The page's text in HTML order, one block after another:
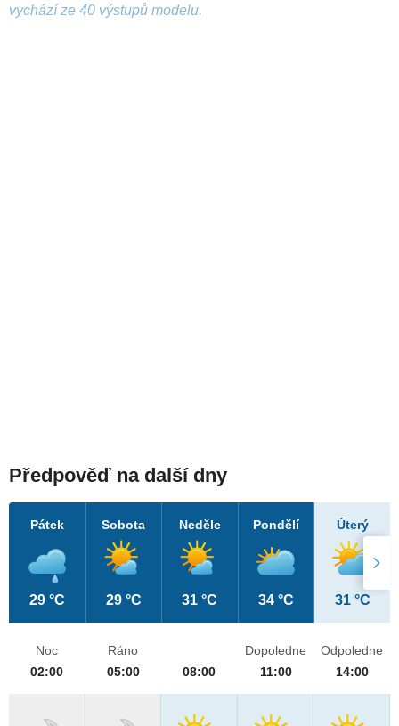
vychází ze 40 výstupů modelu.
Předpověď na další dny
Pátek
29 °C
Sobota
29 °C
Neděle
31 °C
Pondělí
34 °C
Úterý
31 °C
Noc
02:00
Ráno
05:00
08:00
Dopoledne
11:00
Odpoledne
14:00